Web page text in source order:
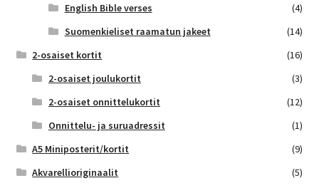
English Bible verses
(4)
Suomenkieliset raamatun jakeet
(14)
2-osaiset kortit
(16)
2-osaiset joulukortit
(3)
2-osaiset onnittelukortit
(12)
Onnittelu- ja suruadressit
(1)
A5 Miniposterit/kortit
(9)
Akvarellioriginaalit
(5)